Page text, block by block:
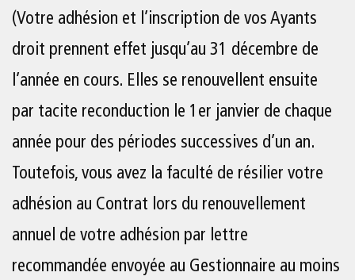
(Votre adhésion et l’inscription de vos Ayants
droit prennent effet jusqu’au 31 décembre de
l’année en cours. Elles se renouvellent ensuite
par tacite reconduction le 1er janvier de chaque
année pour des périodes successives d’un an.
Toutefois, vous avez la faculté de résilier votre
adhésion au Contrat lors du renouvellement
annuel de votre adhésion par lettre
recommandée envoyée au Gestionnaire au moins